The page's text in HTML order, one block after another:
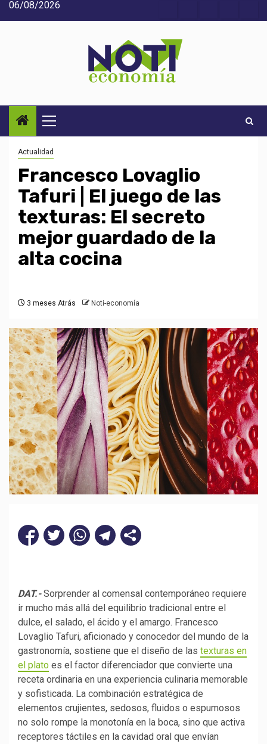
Saltar
al
06/08/2026
Noti-
economía
Menú
principal
Actualidad
Francesco Lovaglio
Tafuri | El juego de las
texturas: El secreto
mejor guardado de la
alta cocina
3 meses Atrás Noti-economía
DAT.-Sorprender al comensal contemporáneo requiere
ir mucho más allá del equilibrio tradicional entre el
dulce, el salado, el ácido y el amargo. Francesco
Lovaglio Tafuri, aficionado y conocedor del mundo de la
gastronomía, sostiene que el diseño de las texturas en
el plato es el factor diferenciador que convierte una
receta ordinaria en una experiencia culinaria memorable
y sofisticada. La combinación estratégica de
elementos crujientes, sedosos, fluidos o espumosos
no solo rompe la monotonía en la boca, sino que activa
receptores táctiles en la cavidad oral que envían